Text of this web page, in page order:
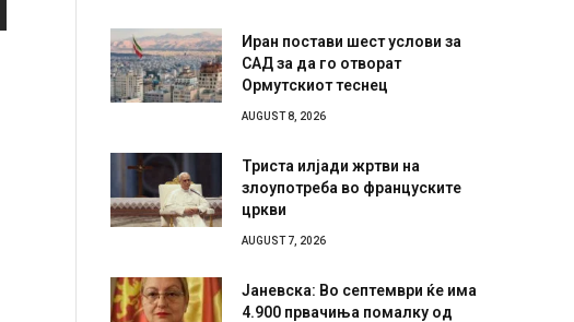
Иран постави шест услови за
САД за да го отворат
Ормутскиот теснец
AUGUST 8, 2026
Триста илјади жртви на
злоупотреба во француските
цркви
AUGUST 7, 2026
Јаневска: Во септември ќе има
4.900 првачиња помалку од